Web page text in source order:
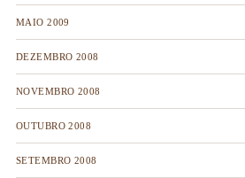
MAIO 2009
DEZEMBRO 2008
NOVEMBRO 2008
OUTUBRO 2008
SETEMBRO 2008